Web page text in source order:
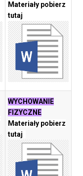
Materiały pobierz
tutaj
WYCHOWANIE
FIZYCZNE
Materiały pobierz
tutaj